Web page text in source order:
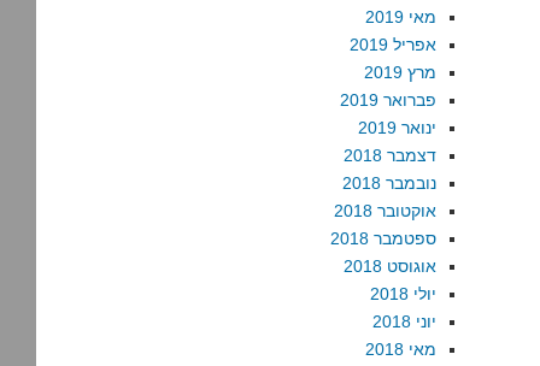
מאי 2019
אפריל 2019
מרץ 2019
פברואר 2019
ינואר 2019
דצמבר 2018
נובמבר 2018
אוקטובר 2018
ספטמבר 2018
אוגוסט 2018
יולי 2018
יוני 2018
מאי 2018